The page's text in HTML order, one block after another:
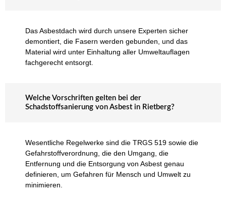
Das Asbestdach wird durch unsere Experten sicher
demontiert, die Fasern werden gebunden, und das
Material wird unter Einhaltung aller Umweltauflagen
fachgerecht entsorgt.
Welche Vorschriften gelten bei der
Schadstoffsanierung von Asbest in Rietberg?
Wesentliche Regelwerke sind die TRGS 519 sowie die
Gefahrstoffverordnung, die den Umgang, die
Entfernung und die Entsorgung von Asbest genau
definieren, um Gefahren für Mensch und Umwelt zu
minimieren.